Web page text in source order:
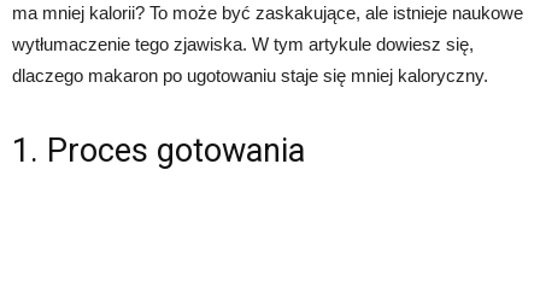
ma mniej kalorii? To może być zaskakujące, ale istnieje naukowe
wytłumaczenie tego zjawiska. W tym artykule dowiesz się,
dlaczego makaron po ugotowaniu staje się mniej kaloryczny.
1. Proces gotowania